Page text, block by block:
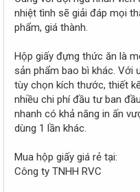
nhiệt tình sẽ giải đáp mọi
phẩm, giá thành.
Hộp giấy đựng thức ăn là
sản phẩm bao bì khác. Với
tùy chọn kích thước, thiết
nhiều chi phí đầu tư ban
nhanh có khả năng in ấn
dùng 1 lần khác.
Mua hộp giấy giá rẻ tại:
Công ty TNHH RVC